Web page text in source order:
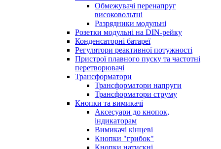
Обмежувачі перенапруг
високовольтні
Разрядники модульні
Розетки модульні на DIN-рейку
Конденсаторні батареї
Регулятори реактивної потужності
Пристрої плавного пуску та частотні
перетворювачі
Трансформатори
Трансформатори напруги
Трансформатори струму
Кнопки та вимикачі
Аксесуари до кнопок,
індикаторам
Вимикачі кінцеві
Кнопки "грибок"
Кнопки натискні